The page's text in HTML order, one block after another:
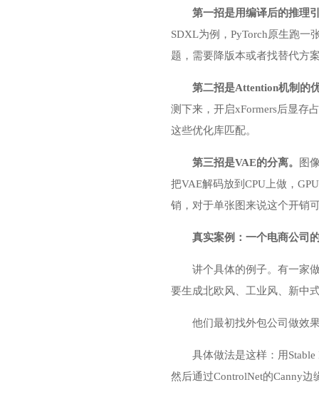
第一招是用编译后的推理
SDXL为例，PyTorch原生跑一
题，需要降版本或者找替代方
第二招是Attention机制的
测下来，开启xFormers后显存
这些优化库匹配。
第三招是VAE的分离。
图
把VAE解码放到CPU上做，
销，对于单张图来说这个开销
真实案例：一个电商公司
讲个具体的例子。有一家
要生成北欧风、工业风、新中
他们最初找外包公司做效
具体做法是这样：用
然后通过ControlNet的Canny